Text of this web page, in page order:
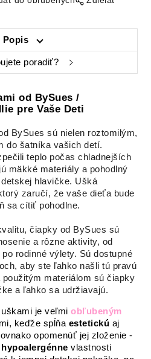
Popis
poradiť?
od BySues /
pre Vaše Deti
BySues sú nielen roztomilým,
do šatníka vašich detí.
teplo počas chladnejších
mäkké materiály a pohodlný
hlavičke. Ušká
zaručí, že vaše dieťa bude
sa cítiť pohodlne.
čiapky od BySues sú
a rôzne aktivity, od
rodinné výlety. Sú dostupné
aby ste ľahko našli tú pravú
materiálom sú čiapky
a ľahko sa udržiavajú.
uškami je veľmiobľubeným
keďže spĺňa estetickú aj
opomenúť jej zloženie -
hypoalergénne vlastnosti